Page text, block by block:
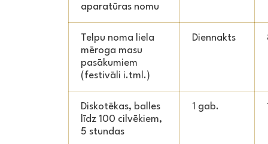
aparatūras nomu
Telpu noma liela
mēroga masu
pasākumiem
(festivāli i.tml.)
Diennakts
Diskotēkas, balles
līdz 100 cilvēkiem,
5 stundas
1 gab.